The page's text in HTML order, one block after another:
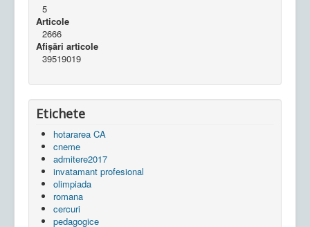
5
Articole
2666
Afișări articole
39519019
Etichete
hotararea CA
cneme
admitere2017
invatamant profesional
olimpiada
romana
cercuri
pedagogice